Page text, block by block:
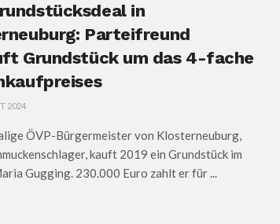
in
Parteifreund
Grundstück um das 4-fache
2024
ÖVP-Bürgermeister von Klosterneuburg,
kauft 2019 ein Grundstück im
Gugging. 230.000 Euro zahlt er für ...